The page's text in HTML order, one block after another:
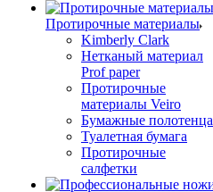
Протирочные материалы
Kimberly Clark
Нетканый материал
Prof paper
Протирочные
материалы Veiro
Бумажные полотенца
Туалетная бумага
Протирочные
салфетки